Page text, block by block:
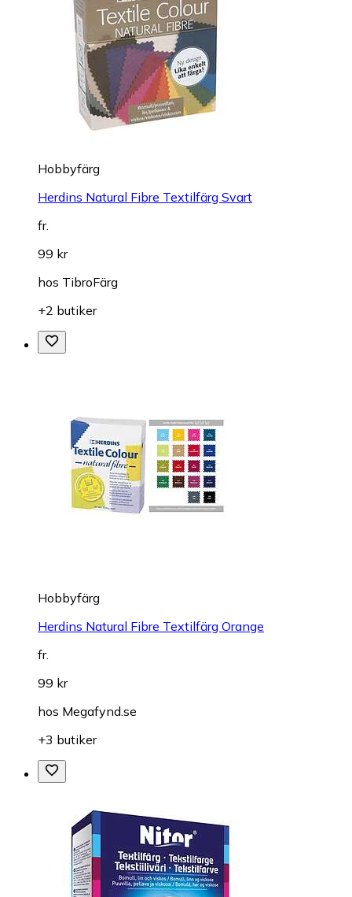
Hobbyfärg
Herdins Natural Fibre Textilfärg Svart
fr.
99 kr
hos TibroFärg
+2 butiker
Hobbyfärg
Herdins Natural Fibre Textilfärg Orange
fr.
99 kr
hos Megafynd.se
+3 butiker